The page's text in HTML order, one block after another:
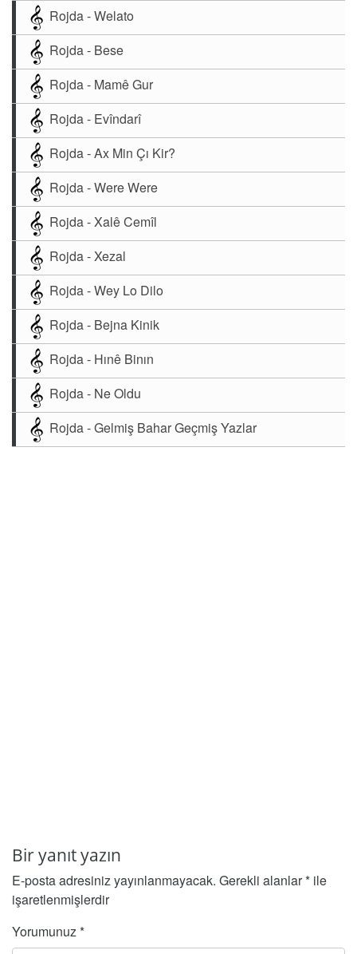
Rojda - Welato
Rojda - Bese
Rojda - Mamê Gur
Rojda - Evîndarî
Rojda - Ax Min Çı Kir?
Rojda - Were Were
Rojda - Xalê Cemîl
Rojda - Xezal
Rojda - Wey Lo Dilo
Rojda - Bejna Kinik
Rojda - Hınê Binın
Rojda - Ne Oldu
Rojda - Gelmiş Bahar Geçmiş Yazlar
Bir yanıt yazın
E-posta adresiniz yayınlanmayacak. Gerekli alanlar* ile
işaretlenmişlerdir
Yorumunuz*